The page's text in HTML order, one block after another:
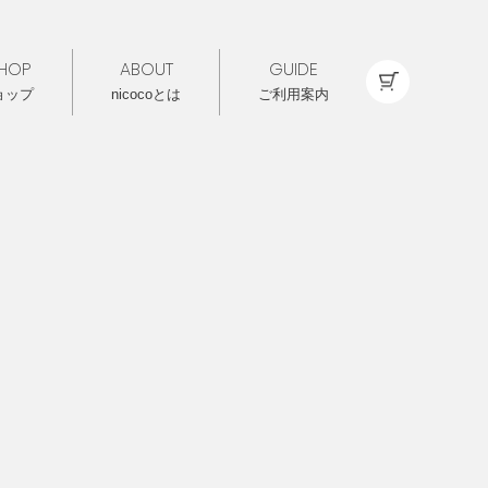
ップ
ABOUT
nicocoとは
GUIDE
ご利用案内